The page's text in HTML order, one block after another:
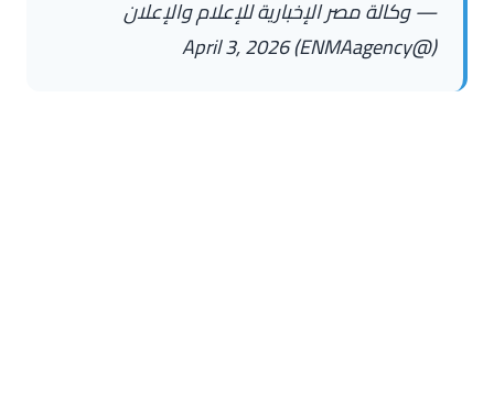
— وكالة مصر الإخبارية للإعلام والإعلان
(@ENMAagency)
April 3, 2026